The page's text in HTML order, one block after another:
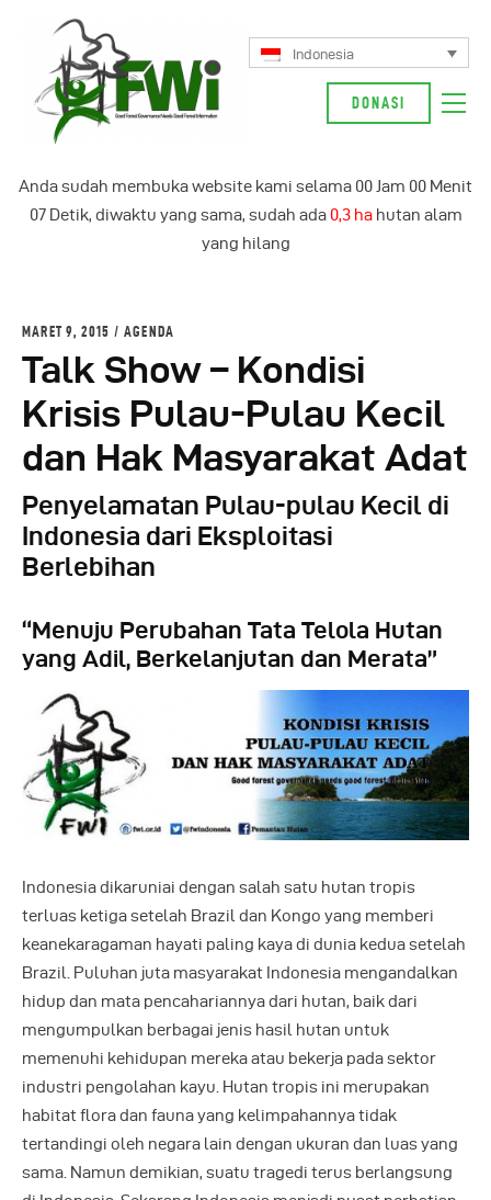
Indonesia
DONASI
Anda sudah membuka website kami selama 00Jam 00 Menit
07Detik, diwaktu yang sama, sudah ada 0,3 hahutan alam
yang hilang
Kampanye Kami
MARET 9, 2015 AGENDA
Talk Show – Kondisi
Krisis Pulau-Pulau Kecil
dan Hak Masyarakat Adat
Penyelamatan Pulau-pulau Kecil di
Indonesia dari Eksploitasi
Berlebihan
“Menuju Perubahan Tata Telola Hutan
yang Adil, Berkelanjutan dan Merata”
Indonesia dikaruniai dengan salah satu hutan tropis
terluas ketiga setelah Brazil dan Kongo yang memberi
keanekaragaman hayati paling kaya di dunia kedua setelah
Brazil. Puluhan juta masyarakat Indonesia mengandalkan
hidup dan mata pencahariannya dari hutan, baik dari
mengumpulkan berbagai jenis hasil hutan untuk
memenuhi kehidupan mereka atau bekerja pada sektor
industri pengolahan kayu. Hutan tropis ini merupakan
habitat flora dan fauna yang kelimpahannya tidak
tertandingi oleh negara lain dengan ukuran dan luas yang
sama. Namun demikian, suatu tragedi terus berlangsung